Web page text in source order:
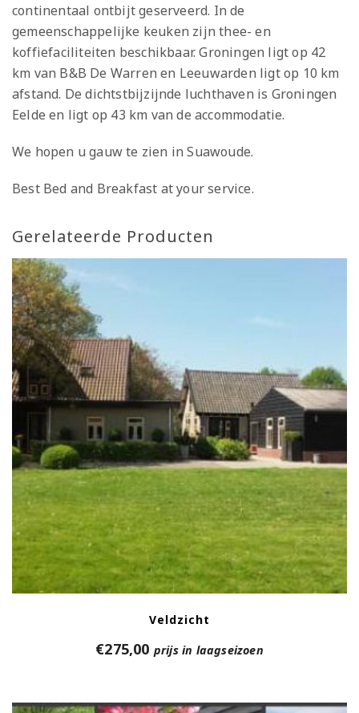
continentaal ontbijt geserveerd. In de
gemeenschappelijke keuken zijn thee- en
koffiefaciliteiten beschikbaar. Groningen ligt op 42
km van B&B De Warren en Leeuwarden ligt op 10 km
afstand. De dichtstbijzijnde luchthaven is Groningen
Eelde en ligt op 43 km van de accommodatie.
We hopen u gauw te zien in Suawoude.
Best Bed and Breakfast at your service.
Gerelateerde Producten
Veldzicht
€275,00 prijs in laagseizoen